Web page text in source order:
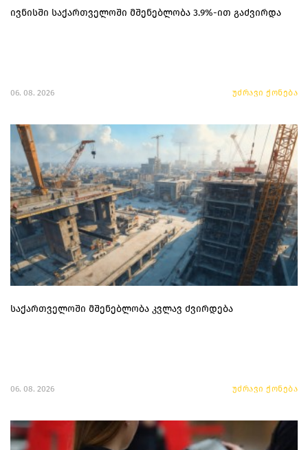
ივნისში საქართველოში მშენებლობა 3.9%-ით გაძვირდა
06. 08. 2026 უძრავი ქონება
საქართველოში მშენებლობა კვლავ ძვირდება
06. 08. 2026 უძრავი ქონება